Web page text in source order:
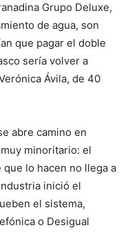
Grupo Deluxe,
de agua, son
que pagar el doble
sería volver a
Ávila, de 40
abre camino en
minoritario: el
lo hacen no llega a
inició el
el sistema,
o Desigual